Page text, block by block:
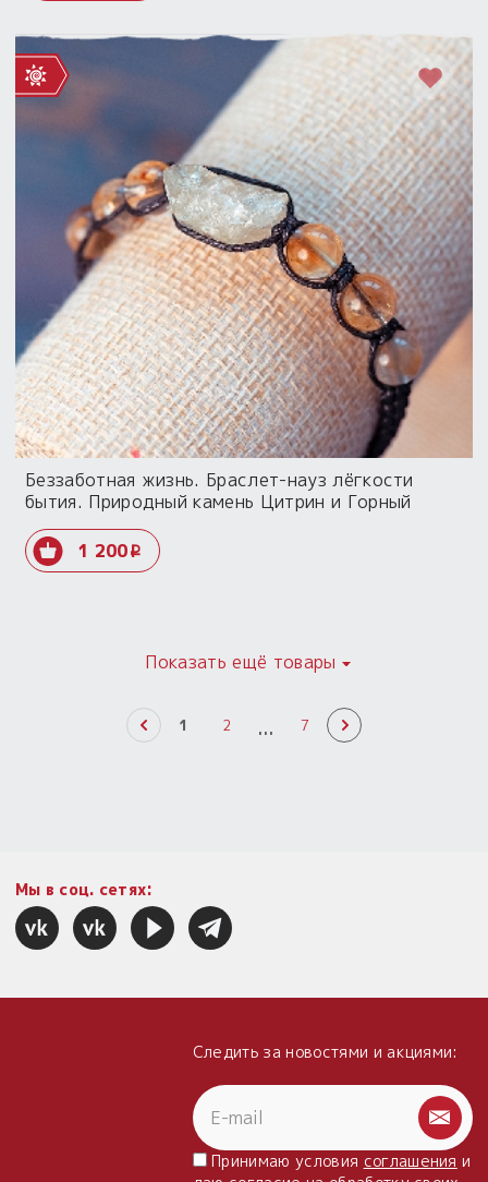
Беззаботная жизнь. Браслет-науз лёгкости
бытия. Природный камень Цитрин и Горный
Хрусталь
1 200i
Показать ещё товары
1 2 ... 7
Мы в соц. сетях:
Следить за новостями и акциями:
Принимаю условия соглашения и